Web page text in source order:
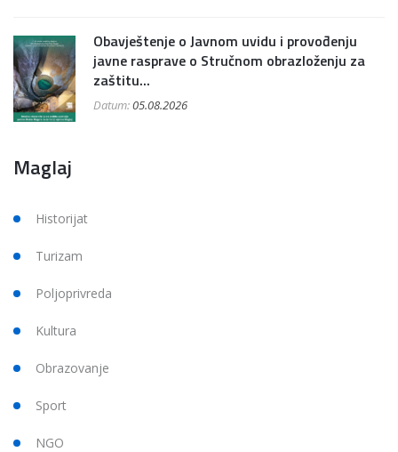
Obavještenje o Javnom uvidu i provođenju
javne rasprave o Stručnom obrazloženju za
zaštitu...
Datum:05.08.2026
Maglaj
Historijat
Turizam
Poljoprivreda
Kultura
Obrazovanje
Sport
NGO